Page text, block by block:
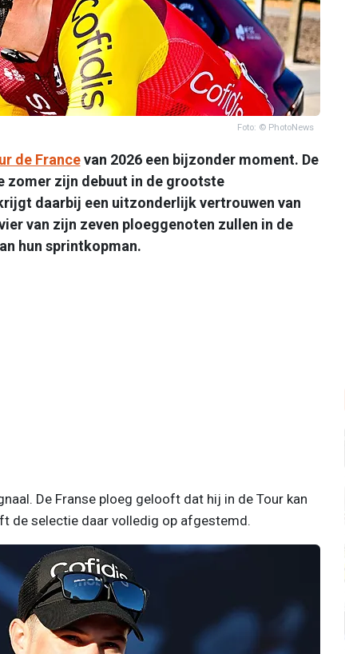
Foto: © PhotoNews
de Francevan 2026 een bijzonder moment. De
zomer zijn debuut in de grootste
daarbij een uitzonderlijk vertrouwen van
van zijn zeven ploeggenoten zullen in de
hun sprintkopman.
De Franse ploeg gelooft dat hij in de Tour kan
de selectie daar volledig op afgestemd.